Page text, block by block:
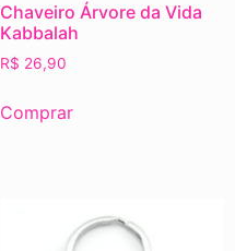
Chaveiro Árvore da Vida
Kabbalah
R$ 26,90
Comprar